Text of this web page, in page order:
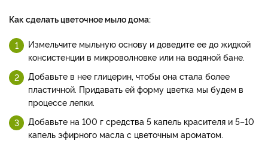
Как сделать цветочное мыло дома:
Измельчите мыльную основу и доведите ее до жидкой
консистенции в микроволновке или на водяной бане.
Добавьте в нее глицерин, чтобы она стала более
пластичной. Придавать ей форму цветка мы будем в
процессе лепки.
Добавьте на 100 г средства 5 капель красителя и 5–10
капель эфирного масла с цветочным ароматом.